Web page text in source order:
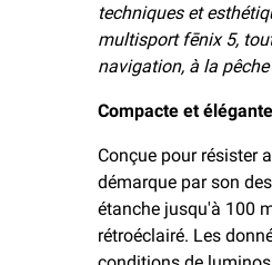
techniques et
multisport fēnix 5,
navigation, à la
Compacte et élégante
Conçue pour résister
démarque par son
étanche jusqu'à 100
rétroéclairé. Les